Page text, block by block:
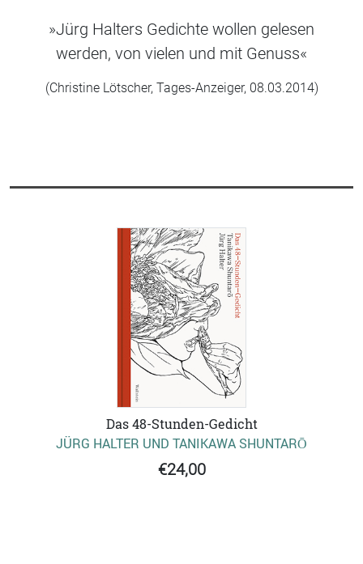
»Jürg Halters Gedichte wollen gelesen
werden, von vielen und mit Genuss«
(Christine Lötscher, Tages-Anzeiger, 08.03.2014)
Das 48-Stunden-Gedicht
JÜRG HALTER UND TANIKAWA SHUNTARŌ
€24,00